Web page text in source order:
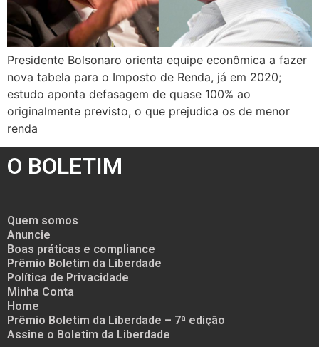
Presidente Bolsonaro orienta equipe econômica a fazer
nova tabela para o Imposto de Renda, já em 2020;
estudo aponta defasagem de quase 100% ao
originalmente previsto, o que prejudica os de menor
renda
O BOLETIM
Quem somos
Anuncie
Boas práticas e compliance
Prêmio Boletim da Liberdade
Política de Privacidade
Minha Conta
Home
Prêmio Boletim da Liberdade – 7ª edição
Assine o Boletim da Liberdade